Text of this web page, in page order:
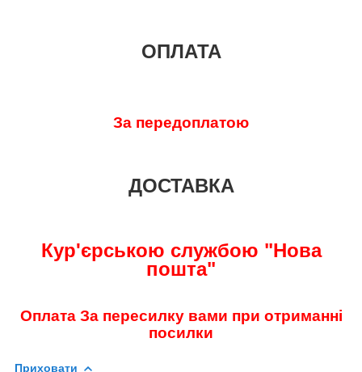
ОПЛАТА
За передоплатою
ДОСТАВКА
Кур'єрською службою "Нова
пошта"
Оплата За пересилку вами при отриманні
посилки
Приховати